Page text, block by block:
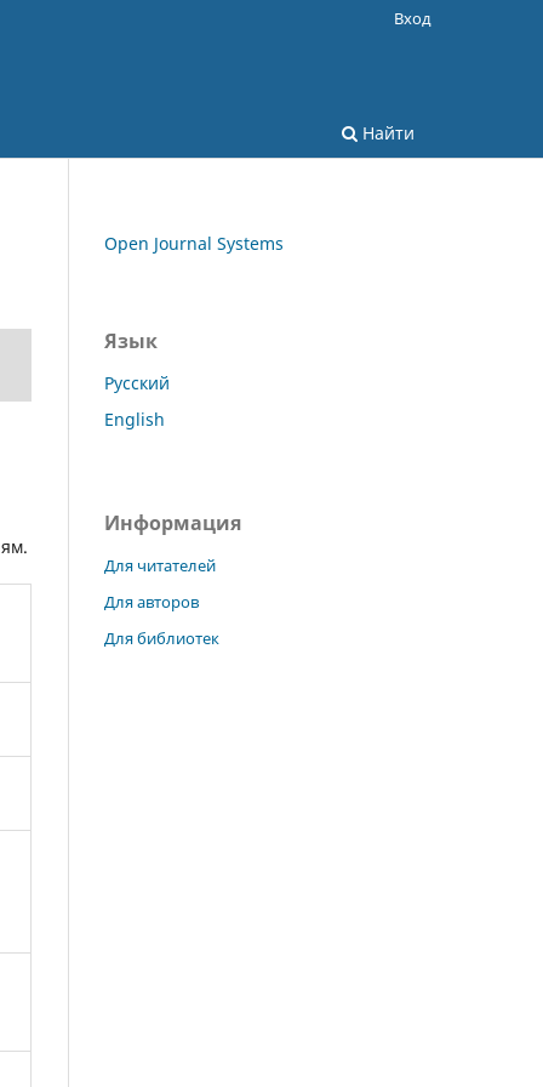
Найти
Вход
Open Journal Systems
Язык
Русский
English
Информация
Для читателей
Для авторов
Для библиотек